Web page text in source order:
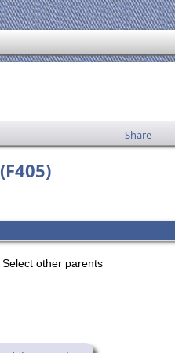
Share
Select other parents